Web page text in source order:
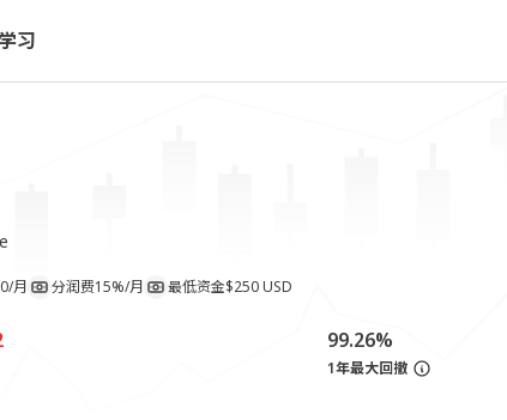
学习
月 分润费15%/月 最低资金$250 USD
99.26%
1年最大回撤